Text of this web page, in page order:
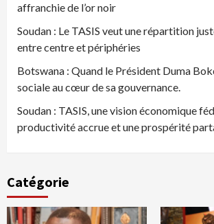
affranchie de l’or noir
Soudan : Le TASIS veut une répartition
entre centre et périphéries
Botswana : Quand le Président Duma
sociale au cœur de sa gouvernance.
Soudan : TASIS, une vision économique
productivité accrue et une prospérité
Catégorie